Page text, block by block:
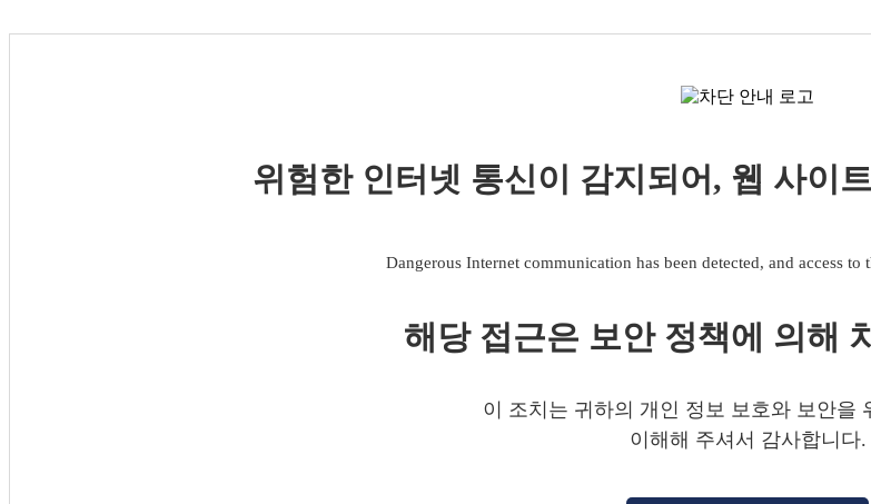
위험한 인터넷 통신이 감지되어, 웹 사이
Dangerous Internet communication has been detected, and access to
해당 접근은 보안 정책에 의해
이 조치는 귀하의 개인 정보 보호와 보안을
이해해 주셔서 감사합니다.